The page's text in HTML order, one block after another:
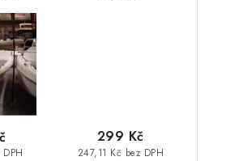
247,11 Kč bez DPH
299 Kč